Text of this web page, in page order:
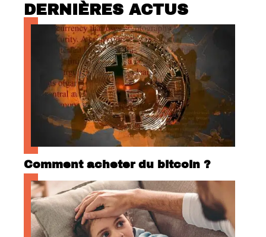
DERNIÈRES ACTUS
Comment acheter du bitcoin ?